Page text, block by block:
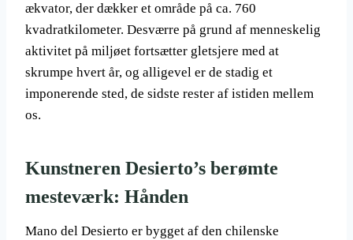
ækvator, der dækker et område på ca. 760
kvadratkilometer. Desværre på grund af menneskelig
aktivitet på miljøet fortsætter gletsjere med at
skrumpe hvert år, og alligevel er de stadig et
imponerende sted, de sidste rester af istiden mellem
os.
Kunstneren Desierto’s berømte
mesteværk: Hånden
Mano del Desierto er bygget af den chilenske